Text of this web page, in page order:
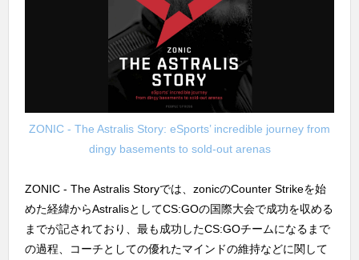
ZONIC - The Astralis Story: eSports’ incredible journey from
dingy basements to sold-out arenas
ZONIC - The Astralis Storyでは、zonicのCounter Strikeを始
めた経緯からAstralisとしてCS:GOの国際大会で成功を収める
までが記されており、最も成功したCS:GOチームになるまで
の過程、コーチとしての優れたマインドの維持などに関して